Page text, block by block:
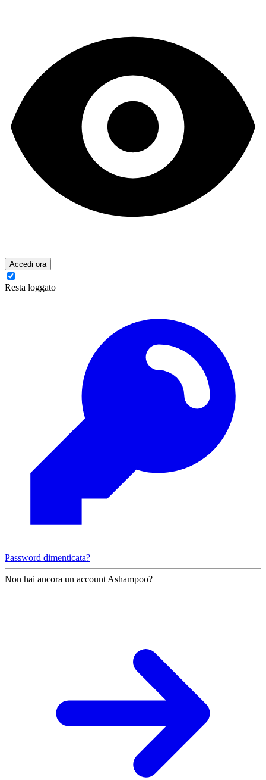
Accedi ora
Resta loggato
Password dimenticata?
Non hai ancora un account Ashampoo?